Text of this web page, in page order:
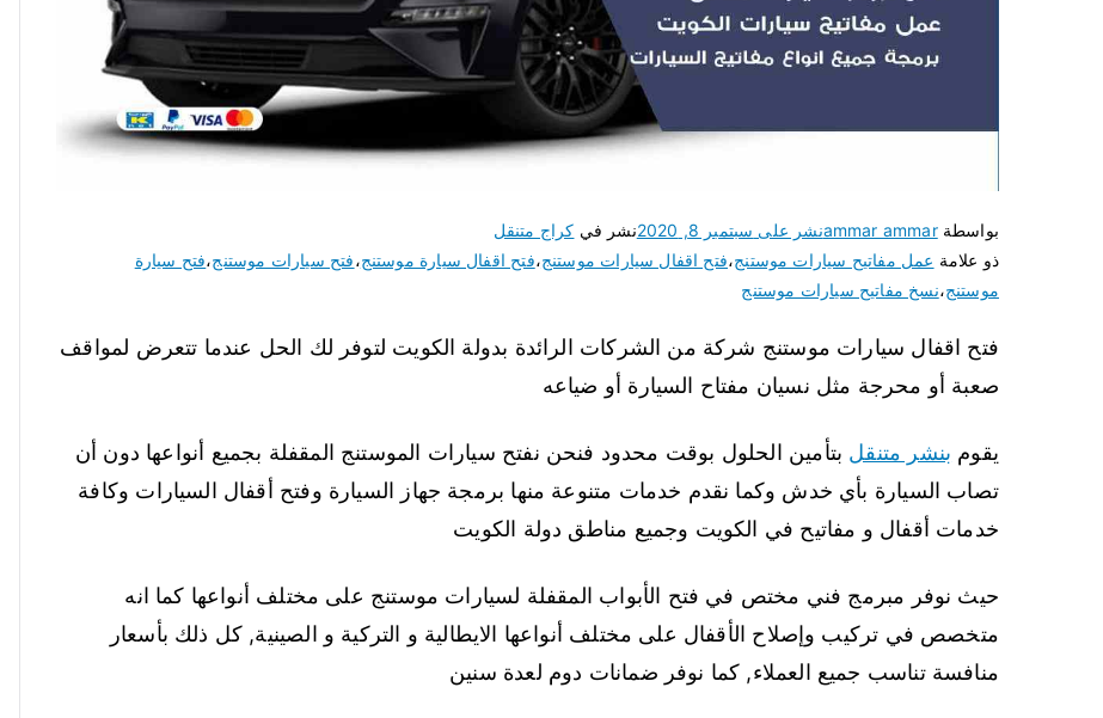
بواسطةammar ammarنشر على سبتمبر 8, 2020 نشر في كراج متنقل
ذو علامة عمل مفاتيح سيارات موستنج،فتح اقفال سيارات موستنج،فتح اقفال سيارة موستنج،فتح سيارات موستنج،فتح سيارة
موستنج،نسخ مفاتيح سيارات موستنج
فتح اقفال سيارات موستنج شركة من الشركات الرائدة بدولة الكويت لتوفر لك الحل عندما تتعرض لمواقف
صعبة أو محرجة مثل نسيان مفتاح السيارة أو ضياعه
يقوم بنشر متنقل بتأمين الحلول بوقت محدود فنحن نفتح سيارات الموستنج المقفلة بجميع أنواعها دون أن
تصاب السيارة بأي خدش وكما نقدم خدمات متنوعة منها برمجة جهاز السيارة وفتح أقفال السيارات وكافة
خدمات أقفال و مفاتيح في الكويت وجميع مناطق دولة الكويت
حيث نوفر مبرمج فني مختص في فتح الأبواب المقفلة لسيارات موستنج على مختلف أنواعها كما انه
متخصص في تركيب وإصلاح الأقفال على مختلف أنواعها الايطالية و التركية و الصينية, كل ذلك بأسعار
منافسة تناسب جميع العملاء, كما نوفر ضمانات دوم لعدة سنين